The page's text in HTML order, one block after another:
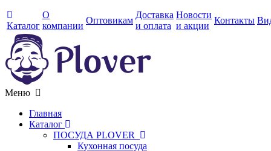
Каталог
О
компании
Оптовикам
Доставка
и оплата
Новости
и акции
Контакты
Меню
Главная
Каталог
ПОСУДА PLOVER
Кухонная посуда